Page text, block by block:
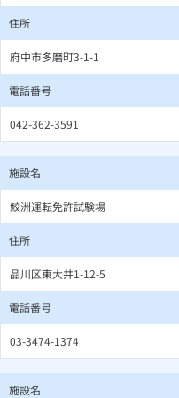
住所
府中市多磨町3-1-1
電話番号
042-362-3591
施設名
鮫洲運転免許試験場
住所
品川区東大井1-12-5
電話番号
03-3474-1374
施設名